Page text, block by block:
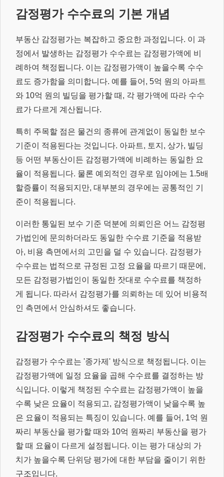
감정평가 수수료의 기본 개념
부동산 감정평가는 복잡하고 중요한 과정입니다. 이 과
정에서 발생하는 감정평가 수수료는 감정평가액에 비
례하여 책정됩니다. 이는 감정평가액이 높을수록 수수
료도 증가함을 의미합니다. 예를 들어, 5억 원의 아파트
와 10억 원의 빌딩을 평가할 때, 각 평가액에 따라 수수
료가 다르게 계산됩니다.
특히 주목할 점은 물건의 종류에 관계없이 동일한 보수
기준이 적용된다는 것입니다. 아파트, 토지, 상가, 빌딩
등 어떤 부동산이든 감정평가액에 비례하는 동일한 요
율이 적용됩니다. 물론 예외적인 경우로 임야에는 1.5배
할증률이 적용되지만, 대부분의 경우에는 공통적인 기
준이 적용됩니다.
이러한 통일된 보수 기준 덕분에 의뢰인은 어느 감정평
가법인에 문의하더라도 동일한 수수료 기준을 적용받
아, 비용 측면에서의 고민을 덜 수 있습니다. 감정평가
수수료는 법적으로 규정된 고정 요율을 따르기 때문에,
모든 감정평가법인이 동일한 잣대로 수수료를 책정하
게 됩니다. 따라서 감정평가를 의뢰하는 데 있어 비용적
인 측면에서 안심하셔도 좋습니다.
감정평가 수수료의 책정 방식
감정평가 수수료는 '종가제' 방식으로 책정됩니다. 이는
감정평가액에 일정 요율을 곱해 수수료를 결정하는 방
식입니다. 이렇게 책정된 수수료는 감정평가액이 높을
수록 낮은 요율이 적용되고, 감정평가액이 낮을수록 높
은 요율이 적용되는 특징이 있습니다. 예를 들어, 1억 원
짜리 부동산을 평가할 때와 10억 원짜리 부동산을 평가
할 때 요율이 다르게 설정됩니다. 이는 평가 대상의 가
치가 높을수록 단위당 평가에 대한 부담을 줄이기 위한
구조입니다.